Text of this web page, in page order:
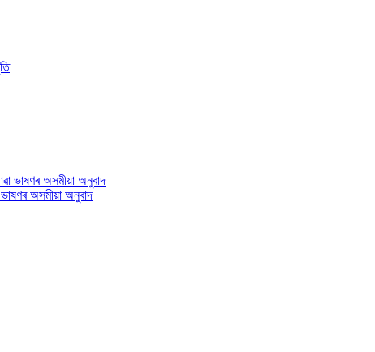
অসমীয়া অনুবাদ